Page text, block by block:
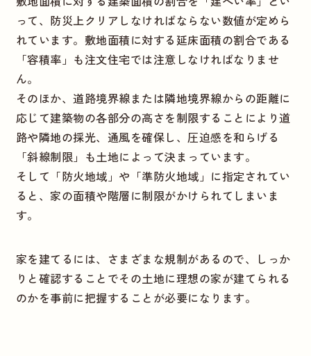
って、防災上クリアしなければならない数値が定めら
れています。敷地面積に対する延床面積の割合である
「容積率」も注文住宅では注意しなければなりませ
ん。
そのほか、道路境界線または隣地境界線からの距離に
応じて建築物の各部分の高さを制限することにより道
路や隣地の採光、通風を確保し、圧迫感を和らげる
「斜線制限」も土地によって決まっています。
そして「防火地域」や「準防火地域」に指定されてい
ると、家の面積や階層に制限がかけられてしまいま
す。
家を建てるには、さまざまな規制があるので、しっか
りと確認することでその土地に理想の家が建てられる
のかを事前に把握することが必要になります。